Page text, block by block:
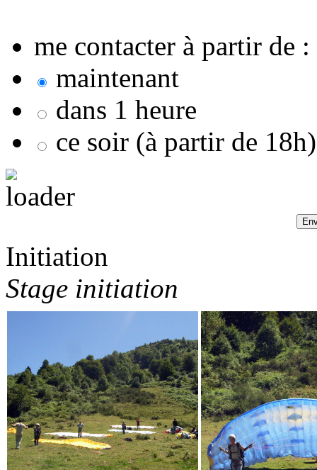
me contacter à partir de :
maintenant
dans 1 heure
ce soir (à partir de 18h)
Initiation
Stage initiation